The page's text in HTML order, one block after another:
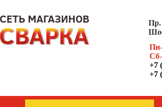
Пр.
Пн-
Сб-
+7
+7